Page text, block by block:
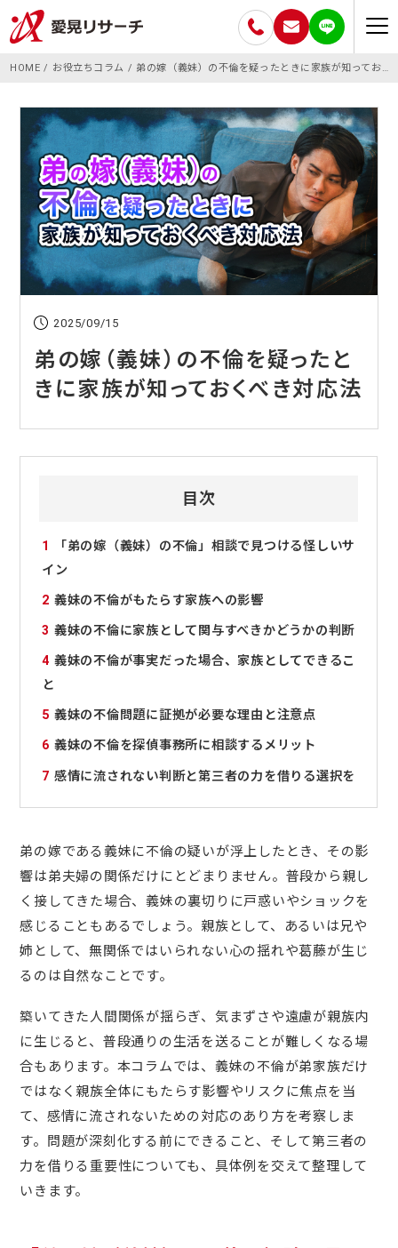
HOME お役立ちコラム 弟の嫁（義妹）の不倫を疑ったときに家族が知っておくべき対応法
2025/09/15
弟の嫁（義妹）の不倫を疑ったと
きに家族が知っておくべき対応法
目次
1
「弟の嫁（義妹）の不倫」相談で見つける怪しいサ
イン
2 義妹の不倫がもたらす家族への影響
3 義妹の不倫に家族として関与すべきかどうかの判断
4 義妹の不倫が事実だった場合、家族としてできるこ
と
5 義妹の不倫問題に証拠が必要な理由と注意点
6 義妹の不倫を探偵事務所に相談するメリット
7 感情に流されない判断と第三者の力を借りる選択を
弟の嫁である義妹に不倫の疑いが浮上したとき、その影
響は弟夫婦の関係だけにとどまりません。普段から親し
く接してきた場合、義妹の裏切りに戸惑いやショックを
感じることもあるでしょう。親族として、あるいは兄や
姉として、無関係ではいられない心の揺れや葛藤が生じ
るのは自然なことです。
築いてきた人間関係が揺らぎ、気まずさや遠慮が親族内
に生じると、普段通りの生活を送ることが難しくなる場
合もあります。本コラムでは、義妹の不倫が弟家族だけ
ではなく親族全体にもたらす影響やリスクに焦点を当
て、感情に流されないための対応のあり方を考察しま
す。問題が深刻化する前にできること、そして第三者の
力を借りる重要性についても、具体例を交えて整理して
いきます。